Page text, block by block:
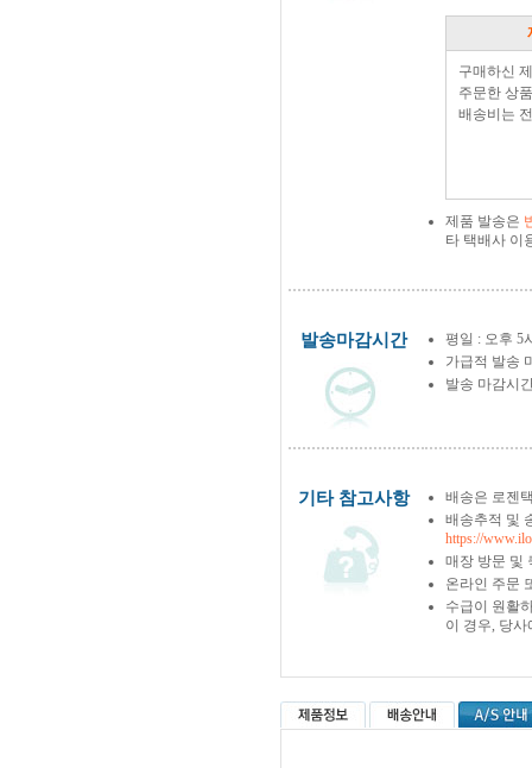
구매하신
주문한 상
배송비는
제품 발송은
타 택배사 이
발송마감시간
평일 : 오후 5
가급적 발송
발송 마감시
기타 참고사항
배송은 로젠
배송추적 및
https://
매장 방문 및
온라인 주문
수급이 원활
이 경우, 당